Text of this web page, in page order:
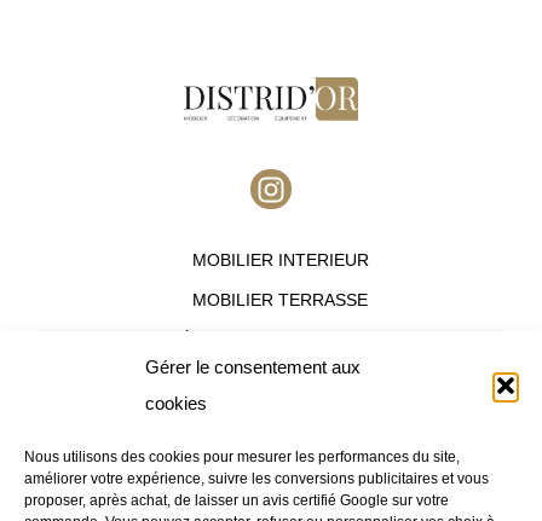
Gérer le consentement aux
cookies
Nous utilisons des cookies pour mesurer les performances du site,
améliorer votre expérience, suivre les conversions publicitaires et vous
proposer, après achat, de laisser un avis certifié Google sur votre
I
n
t
a
r
a
MOBILIER INTERIEUR
MOBILIER TERRASSE
OFFRES DESTOCKAGES
Nous contacter :